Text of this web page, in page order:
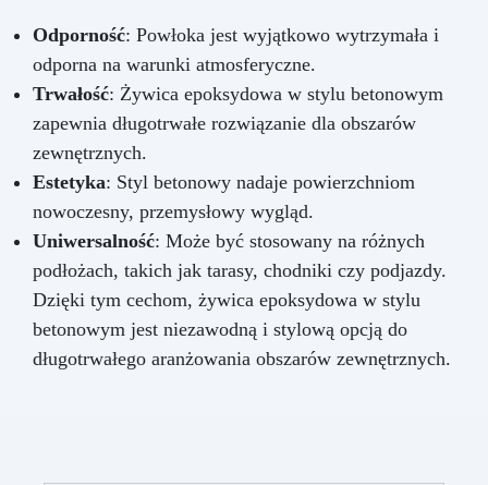
Odporność: Powłoka jest wyjątkowo wytrzymała i
odporna na warunki atmosferyczne.
Trwałość: Żywica epoksydowa w stylu betonowym
zapewnia długotrwałe rozwiązanie dla obszarów
zewnętrznych.
Estetyka: Styl betonowy nadaje powierzchniom
nowoczesny, przemysłowy wygląd.
Uniwersalność: Może być stosowany na różnych
podłożach, takich jak tarasy, chodniki czy podjazdy.
Dzięki tym cechom, żywica epoksydowa w stylu
betonowym jest niezawodną i stylową opcją do
długotrwałego aranżowania obszarów zewnętrznych.